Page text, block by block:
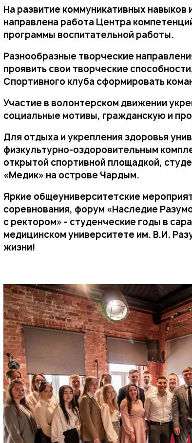
На развитие коммуникативных
направлена работа Центра
программы воспитательной работы.
Разнообразные творческие
проявить свои творческие
Спортивного клуба сформировать
Участие в волонтерском движении
социальные мотивы, гражданскую и
Для отдыха и укрепления здоровья
физкультурно-оздоровительным
открытой спортивной площадкой,
«Медик» на острове Чардым.
Яркие общеуниверситетские
соревнования, форум «Наследие
с ректором» - студенческие годы в
медицинском университете им. В.И.
жизни!